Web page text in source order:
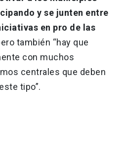
y se junten entre
en pro de las
también “hay que
con muchos
centrales que deben
tipo”.